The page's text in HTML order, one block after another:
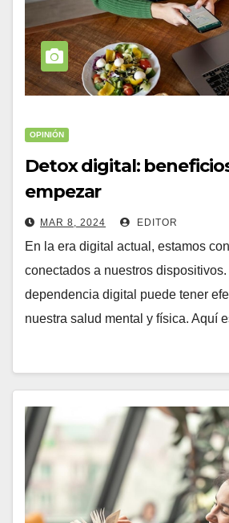
OPINIÓN
Detox digital:
empezar
MAR 8, 2024 EDITOR
En la era digital actual, estamos
conectados a nuestros
dependencia digital puede tener
nuestra salud mental y física. Aquí